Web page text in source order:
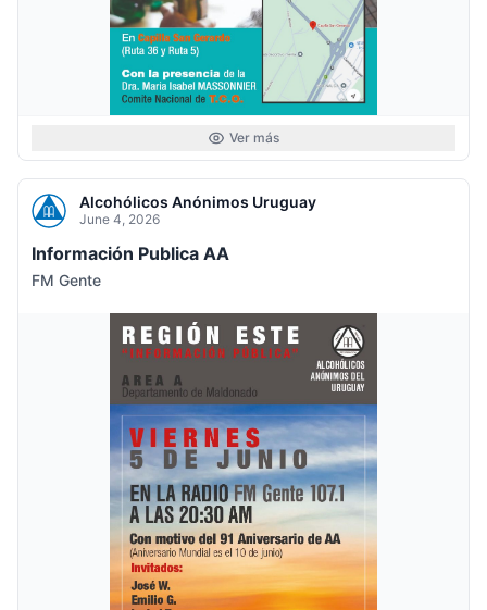
Ver más
Alcohólicos Anónimos Uruguay
June 4, 2026
Información Publica AA
FM Gente